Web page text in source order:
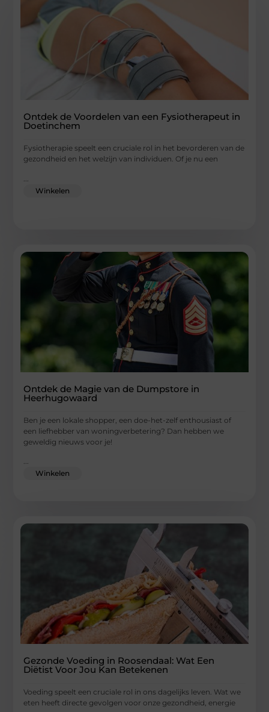
Ontdek de Voordelen van een Fysiotherapeut in
Doetinchem
Fysiotherapie speelt een cruciale rol in het bevorderen van de
gezondheid en het welzijn van individuen. Of je nu een
Winkelen
Ontdek de Magie van de Dumpstore in
Heerhugowaard
Ben je een lokale shopper, een doe-het-zelf enthousiast of
een liefhebber van woningverbetering? Dan hebben we
geweldig nieuws voor je!
...
Winkelen
Gezonde Voeding in Roosendaal: Wat Een
Diëtist Voor Jou Kan Betekenen
Voeding speelt een cruciale rol in ons dagelijks leven. Wat we
eten heeft directe gevolgen voor onze gezondheid, energie